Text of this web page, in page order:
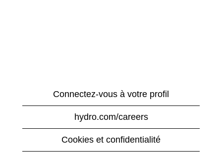
Connectez-vous à votre profil
hydro.com/careers
Cookies et confidentialité